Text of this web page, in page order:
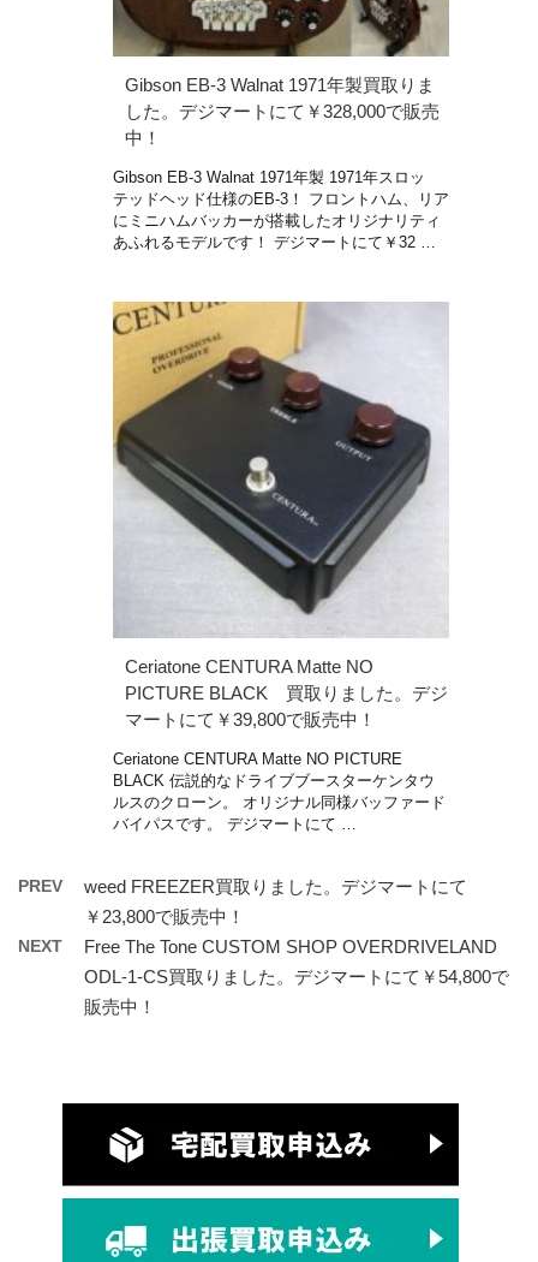
Gibson EB-3 Walnat 1971年製買取りま
した。デジマートにて￥328,000で販売
中！
Gibson EB-3 Walnat 1971年製 1971年スロッ
テッドヘッド仕様のEB-3！ フロントハム、リア
にミニハムバッカーが搭載したオリジナリティ
あふれるモデルです！ デジマートにて￥32 …
Ceriatone CENTURA Matte NO
PICTURE BLACK 買取りました。デジ
マートにて￥39,800で販売中！
Ceriatone CENTURA Matte NO PICTURE
BLACK 伝説的なドライブブースターケンタウ
ルスのクローン。 オリジナル同様バッファード
バイパスです。 デジマートにて …
PREV
weed FREEZER買取りました。デジマートにて
￥23,800で販売中！
NEXT
Free The Tone CUSTOM SHOP OVERDRIVELAND
ODL-1-CS買取りました。デジマートにて￥54,800で
販売中！